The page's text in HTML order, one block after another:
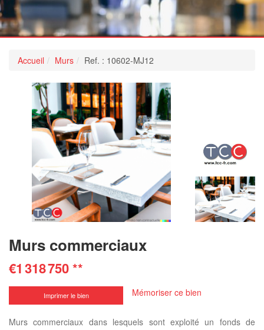
Accueil Murs Ref. : 10602-MJ12
Murs commerciaux
€1 318 750**
Imprimer le bien Mémoriser ce bien
Murs commerciaux dans lesquels sont exploité un fonds de